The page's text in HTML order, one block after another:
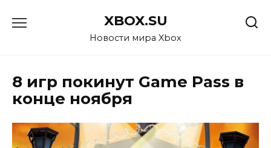
XBOX.SU
Новости мира Xbox
8 игр покинут Game Pass в
конце ноября